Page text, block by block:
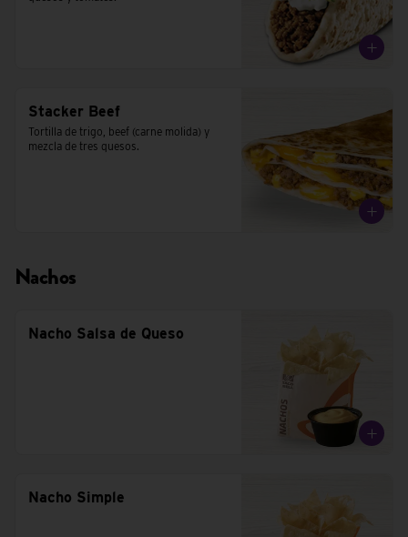
Stacker Beef
Tortilla de trigo, beef (carne molida) y
mezcla de tres quesos.
Nachos
Nacho Salsa de Queso
Nacho Simple